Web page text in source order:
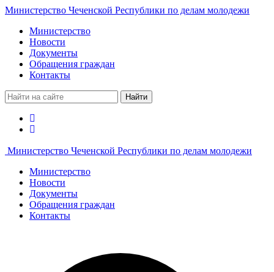
Министерство Чеченской Республики по делам молодежи
Министерство
Новости
Документы
Обращения граждан
Контакты
Найти
Министерство Чеченской Республики по делам молодежи
Министерство
Новости
Документы
Обращения граждан
Контакты